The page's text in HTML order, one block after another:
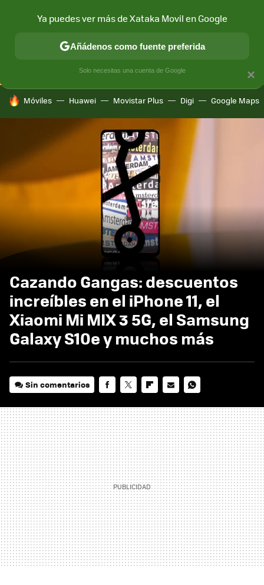
CONECTIVIDAD MÓVIL Y SOCIEDAD APLICACIONES
HOY SE HABLA DE
Móviles Huawei Movistar Plus Digi Google Maps
Cazando Gangas: descuentos
increíbles en el iPhone 11, el
Xiaomi Mi MIX 3 5G, el Samsung
Galaxy S10e y muchos más
Sin comentarios
MAIL
×
Ya puedes ver más de Xataka Movil en Google
Añádenos como fuente preferida
Solo necesitas una cuenta de Google